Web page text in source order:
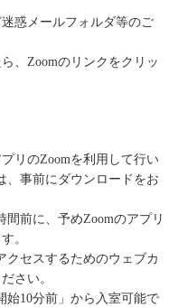
惑メールフォルダ等のご
、Zoomのリンクをクリッ
リのZoomを利用して行い
、事前にダウンロードをお
前に、予めZoomのアプリ
。
セスするためのウェブカ
さい。
10分前」から入室可能で